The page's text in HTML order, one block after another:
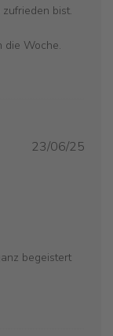
bist.
die Woche.
begeistert
23/06/25